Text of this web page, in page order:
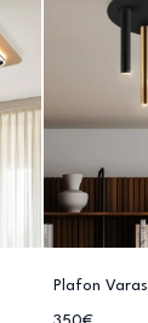
Plafon Varas